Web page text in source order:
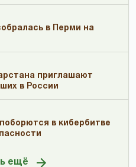
в Перми на
приглашают
в России
в кибербитве
ещё